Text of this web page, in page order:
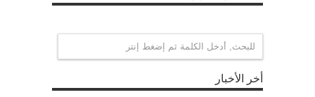
أخر الأخبار